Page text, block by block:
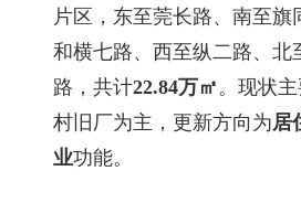
片区，东至莞长路、南至旗
和横七路、西至纵二路、北
路，共计22.84万㎡ 。现状
村旧厂为主，更新方向为居
业功能。